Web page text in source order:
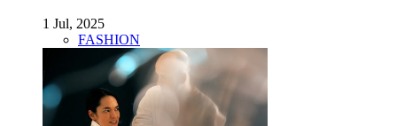
1 Jul, 2025
FASHION